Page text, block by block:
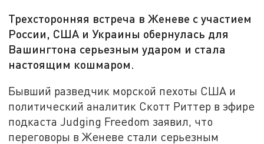
Трехсторонняя встреча в Женеве с участием
России, США и Украины обернулась для
Вашингтона серьезным ударом и стала
настоящим кошмаром.
Бывший разведчик морской пехоты США и
политический аналитик Скотт Риттер в эфире
подкаста Judging Freedom заявил, что
переговоры в Женеве стали серьезным